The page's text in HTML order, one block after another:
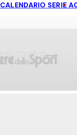
CALENDARIO SERIE A